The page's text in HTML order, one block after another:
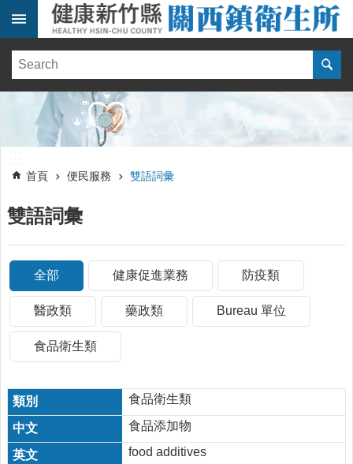
跳到主要內容區塊
健
訊
簡
便
線
報
療
資
源
社
首頁 便民服務 雙語詞彙
雙語詞彙
全部 健康促進業務 防疫類
醫政類 藥政類 Bureau 單位
食品衛生類
食品衛生類
食品添加物
food additives